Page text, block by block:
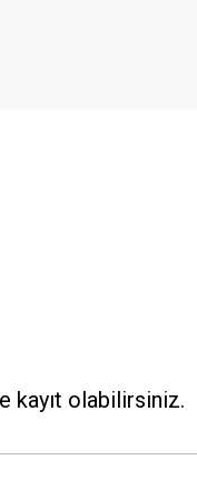
kayıt olabilirsiniz.